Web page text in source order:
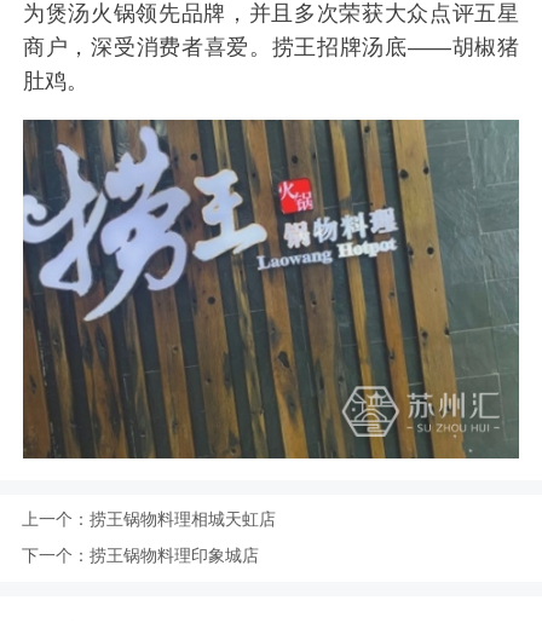
为煲汤火锅领先品牌，并且多次荣获大众点评五星
商户，深受消费者喜爱。捞王招牌汤底——胡椒猪
肚鸡。
上一个： 捞王锅物料理相城天虹店
下一个： 捞王锅物料理印象城店